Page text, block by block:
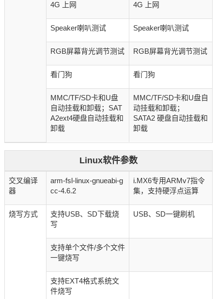
4G 上网 4G 上网
Speaker喇叭测试 Speaker喇叭测试
RGB屏幕背光调节测试 RGB屏幕背光调节测试
看门狗 看门狗
MMC/TF/SD卡和U盘
自动挂载和卸载；SAT
A2ext4硬盘自动挂载和
卸载
MMC/TF/SD卡和U盘自
动挂载和卸载；
SATA2 硬盘自动挂载和
卸载
Linux软件参数
交叉编译
器
arm-fsl-linux-gnueabi-g
cc-4.6.2
i.MX6专用ARMv7指令
集，支持硬浮点运算
烧写方式
支持USB、SD下载烧
写
USB、SD一键刷机
支持单个文件/多个文件
一键烧写
支持EXT4格式系统文
件烧写